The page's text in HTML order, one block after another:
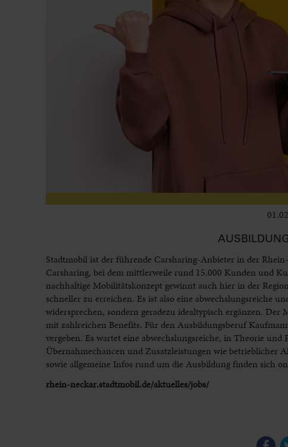
Stadtmobil ist der führende Carsharing-Anbieter in der
Carsharing, bei dem mittlerweile rund 15.000 Kunden und
nachhaltige Mobilitätskonzept gewinnt auch hier in der
schneller zu erreichen. Es ist also eine abwechslungsreiche
widersprechen, sondern geradezu idealtypisch ergänzen.
mit zahlreichen Benefits. Für den Ausbildungsberuf
vergeben. Es wartet eine abwechslungsreiche, in Theorie
Übernahmechancen und Zusatzleistungen wie betrieblicher
sowie allgemeine Infos rund um die Ausbildung finden sich
rhein-neckar.stadtmobil.de/aktuelles/jobs/